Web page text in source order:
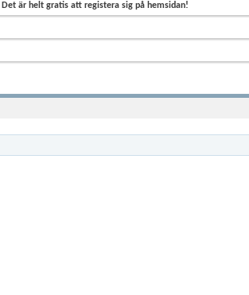
Det är helt gratis att registera sig på hemsidan!